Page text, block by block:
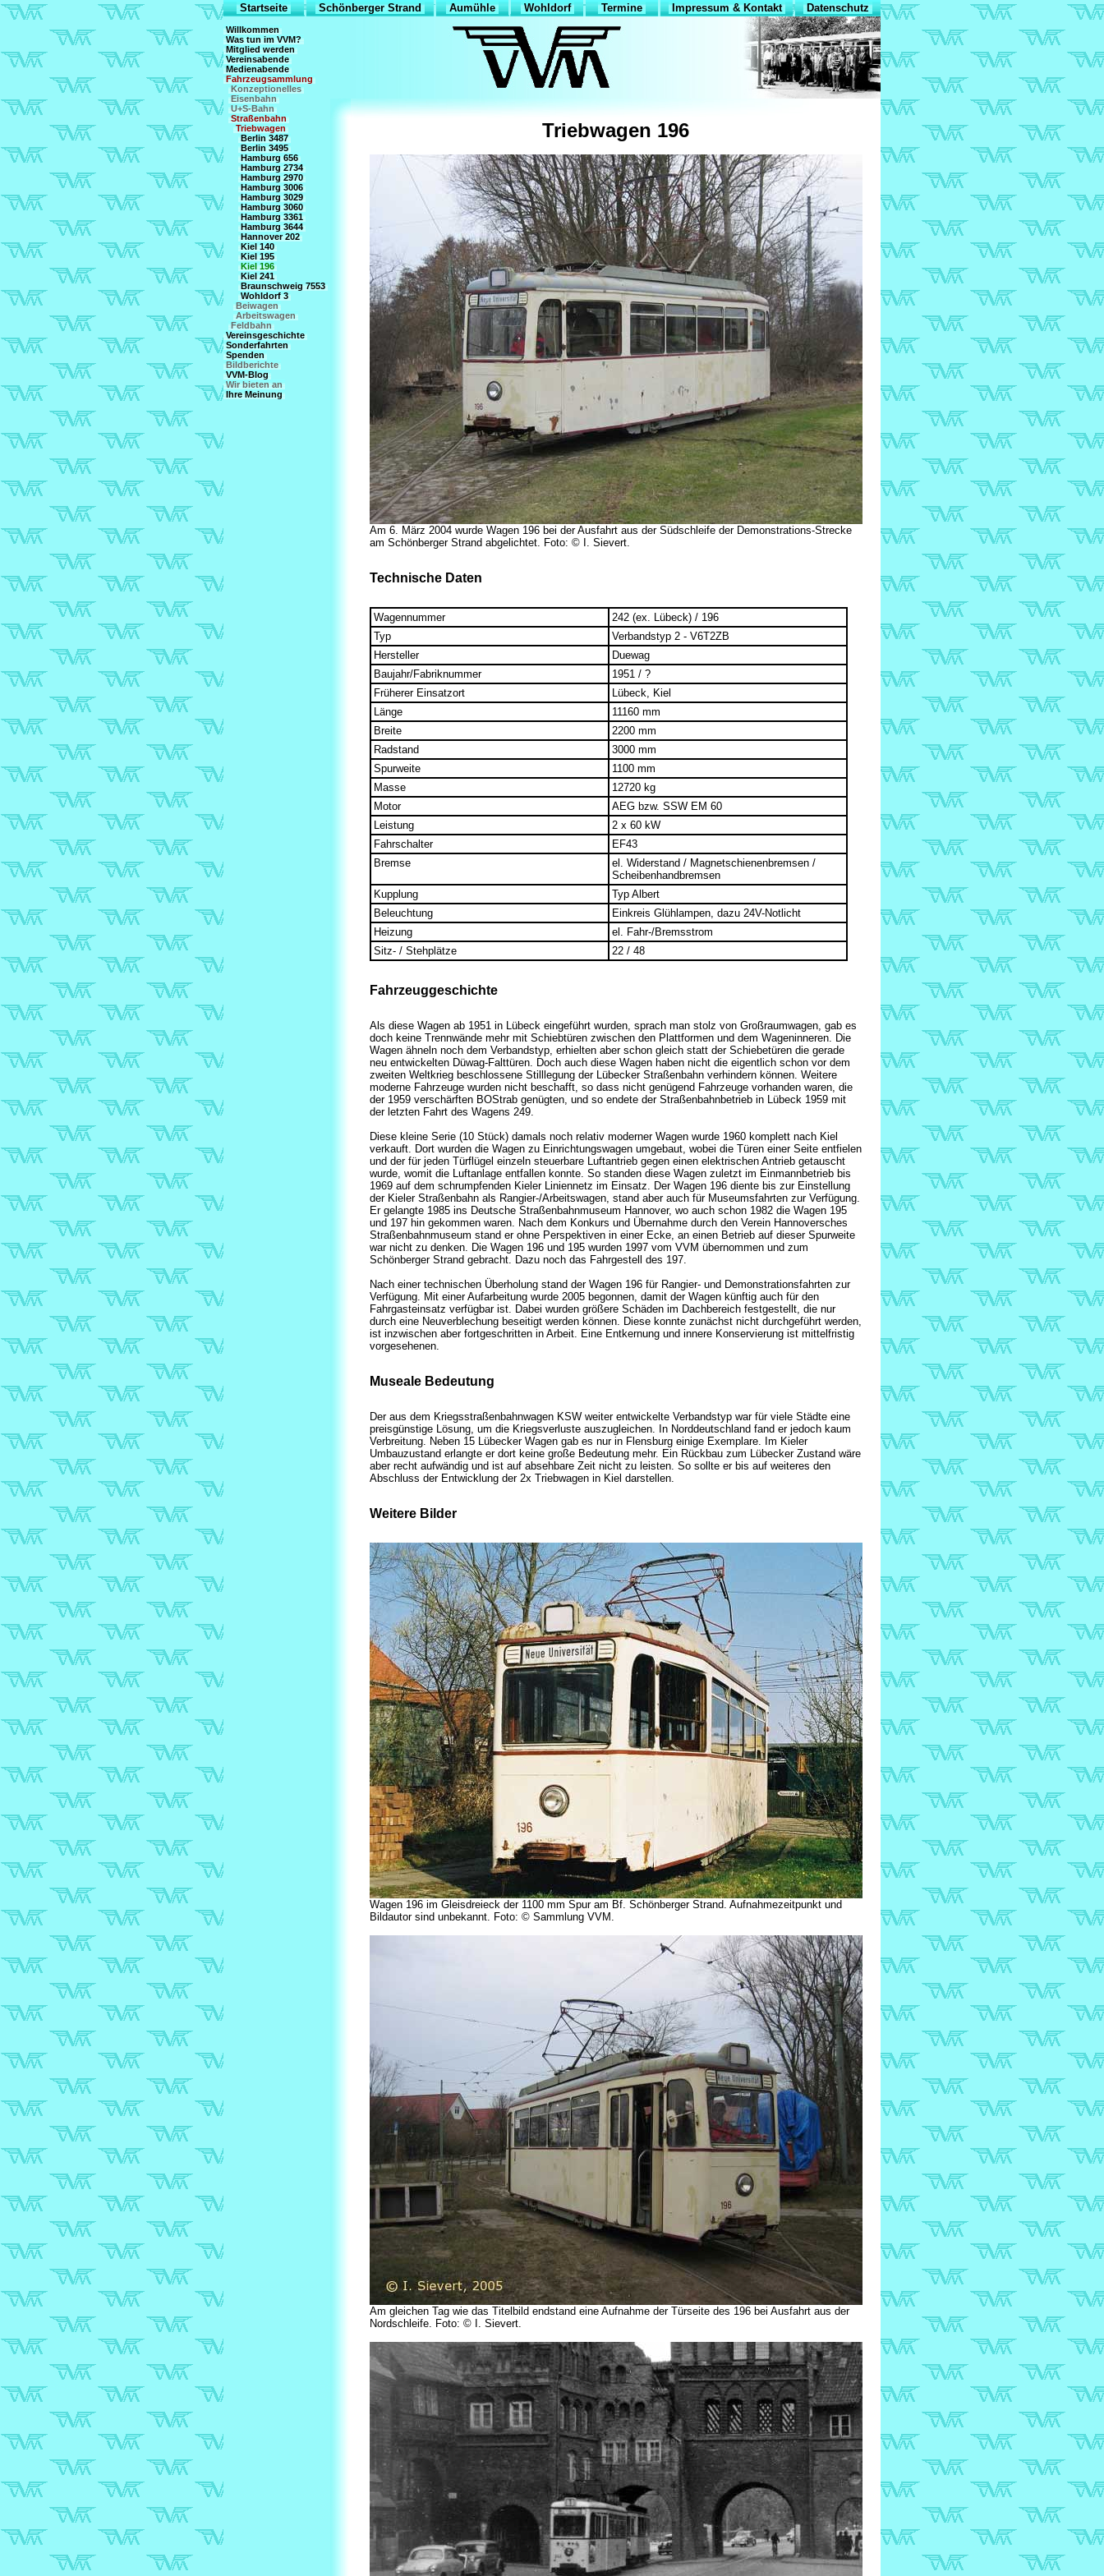
Startseite Schönberger Strand Aumühle Wohldorf Termine Impressum & Kontakt Datenschutz
Willkommen
Was tun im VVM?
Mitglied werden
Vereinsabende
Medienabende
Fahrzeugsammlung
Konzeptionelles
Eisenbahn
U+S-Bahn
Straßenbahn
Triebwagen
Berlin 3487
Berlin 3495
Hamburg 656
Hamburg 2734
Hamburg 2970
Hamburg 3006
Hamburg 3029
Hamburg 3060
Hamburg 3361
Hamburg 3644
Hannover 202
Kiel 140
Kiel 195
Kiel 196
Kiel 241
Braunschweig 7553
Wohldorf 3
Beiwagen
Arbeitswagen
Feldbahn
Vereinsgeschichte
Sonderfahrten
Spenden
Bildberichte
VVM-Blog
Wir bieten an
Ihre Meinung
Triebwagen 196
Am 6. März 2004 wurde Wagen 196 bei der Ausfahrt aus der Südschleife der Demonstrations-Strecke
am Schönberger Strand abgelichtet. Foto: © I. Sievert.
Technische Daten
Wagennummer
242 (ex. Lübeck) / 196
Typ
Verbandstyp 2 - V6T2ZB
Hersteller
Duewag
Baujahr/Fabriknummer
1951 / ?
Früherer Einsatzort
Lübeck, Kiel
Länge
11160 mm
Breite
2200 mm
Radstand
3000 mm
Spurweite
1100 mm
Masse
12720 kg
Motor
AEG bzw. SSW EM 60
Leistung
2 x 60 kW
Fahrschalter
EF43
Bremse
el. Widerstand / Magnetschienenbremsen /
Scheibenhandbremsen
Kupplung
Typ Albert
Beleuchtung
Einkreis Glühlampen, dazu 24V-Notlicht
Heizung
el. Fahr-/Bremsstrom
Sitz- / Stehplätze
22 / 48
Fahrzeuggeschichte
Als diese Wagen ab 1951 in Lübeck eingeführt wurden, sprach man stolz von Großraumwagen, gab es
doch keine Trennwände mehr mit Schiebtüren zwischen den Plattformen und dem Wageninneren. Die
Wagen ähneln noch dem Verbandstyp, erhielten aber schon gleich statt der Schiebetüren die gerade
neu entwickelten Düwag-Falttüren. Doch auch diese Wagen haben nicht die eigentlich schon vor dem
zweiten Weltkrieg beschlossene Stilllegung der Lübecker Straßenbahn verhindern können. Weitere
moderne Fahrzeuge wurden nicht beschafft, so dass nicht genügend Fahrzeuge vorhanden waren, die
der 1959 verschärften BOStrab genügten, und so endete der Straßenbahnbetrieb in Lübeck 1959 mit
der letzten Fahrt des Wagens 249.
Diese kleine Serie (10 Stück) damals noch relativ moderner Wagen wurde 1960 komplett nach Kiel
verkauft. Dort wurden die Wagen zu Einrichtungswagen umgebaut, wobei die Türen einer Seite entfielen
und der für jeden Türflügel einzeln steuerbare Luftantrieb gegen einen elektrischen Antrieb getauscht
wurde, womit die Luftanlage entfallen konnte. So standen diese Wagen zuletzt im Einmannbetrieb bis
1969 auf dem schrumpfenden Kieler Liniennetz im Einsatz. Der Wagen 196 diente bis zur Einstellung
der Kieler Straßenbahn als Rangier-/Arbeitswagen, stand aber auch für Museumsfahrten zur Verfügung.
Er gelangte 1985 ins Deutsche Straßenbahnmuseum Hannover, wo auch schon 1982 die Wagen 195
und 197 hin gekommen waren. Nach dem Konkurs und Übernahme durch den Verein Hannoversches
Straßenbahnmuseum stand er ohne Perspektiven in einer Ecke, an einen Betrieb auf dieser Spurweite
war nicht zu denken. Die Wagen 196 und 195 wurden 1997 vom VVM übernommen und zum
Schönberger Strand gebracht. Dazu noch das Fahrgestell des 197.
Nach einer technischen Überholung stand der Wagen 196 für Rangier- und Demonstrationsfahrten zur
Verfügung. Mit einer Aufarbeitung wurde 2005 begonnen, damit der Wagen künftig auch für den
Fahrgasteinsatz verfügbar ist. Dabei wurden größere Schäden im Dachbereich festgestellt, die nur
durch eine Neuverblechung beseitigt werden können. Diese konnte zunächst nicht durchgeführt werden,
ist inzwischen aber fortgeschritten in Arbeit. Eine Entkernung und innere Konservierung ist mittelfristig
vorgesehenen.
Museale Bedeutung
Der aus dem Kriegsstraßenbahnwagen KSW weiter entwickelte Verbandstyp war für viele Städte eine
preisgünstige Lösung, um die Kriegsverluste auszugleichen. In Norddeutschland fand er jedoch kaum
Verbreitung. Neben 15 Lübecker Wagen gab es nur in Flensburg einige Exemplare. Im Kieler
Umbauzustand erlangte er dort keine große Bedeutung mehr. Ein Rückbau zum Lübecker Zustand wäre
aber recht aufwändig und ist auf absehbare Zeit nicht zu leisten. So sollte er bis auf weiteres den
Abschluss der Entwicklung der 2x Triebwagen in Kiel darstellen.
Weitere Bilder
Wagen 196 im Gleisdreieck der 1100 mm Spur am Bf. Schönberger Strand. Aufnahmezeitpunkt und
Bildautor sind unbekannt. Foto: © Sammlung VVM.
Am gleichen Tag wie das Titelbild endstand eine Aufnahme der Türseite des 196 bei Ausfahrt aus der
Nordschleife. Foto: © I. Sievert.